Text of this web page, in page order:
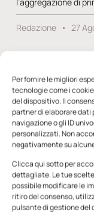
Per fornire le migliori
tecnologie come i
del dispositivo. Il
partner di elaborare dati
navigazione o gli ID
personalizzati. Non
negativamente su
Clicca qui sotto per
dettagliate. Le tue
possibile modificare le
ritiro del consenso,
pulsante di gestione del
Redazione 27
SFOGLIA LA
n.5 - Giugno 2026
Edicola Web
Notizie da
I nanonastri